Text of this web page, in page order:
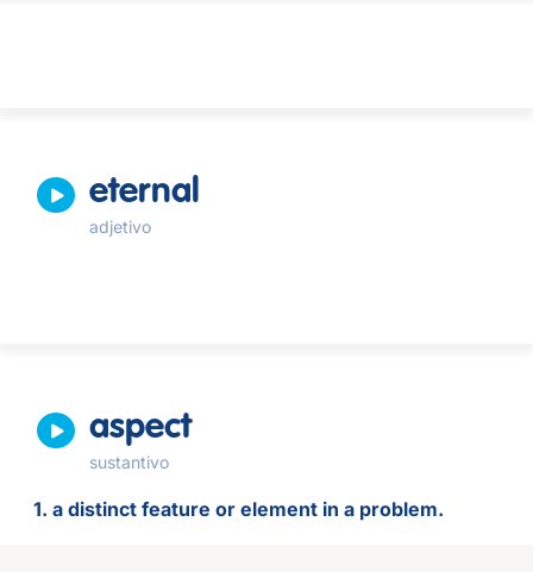
eternal
adjetivo
aspect
sustantivo
1. a distinct feature or element in a problem.